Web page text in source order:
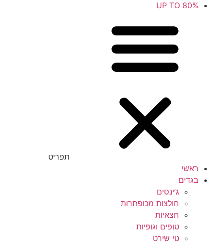
UP TO 80%
תפריט
ראשי
בגדים
ג’ינסים
חולצות מכופתרות
חצאיות
טופים וגופיות
טי שירט